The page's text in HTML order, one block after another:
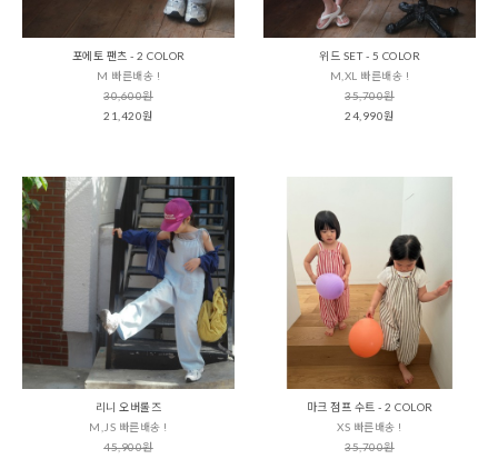
포에토 팬츠 - 2 COLOR
M 빠른배송 !
30,600원
21,420원
위드 SET - 5 COLOR
M,XL 빠른배송 !
35,700원
24,990원
리니 오버롤즈
M,JS 빠른배송 !
45,900원
마크 점프 수트 - 2 COLOR
XS 빠른배송 !
35,700원